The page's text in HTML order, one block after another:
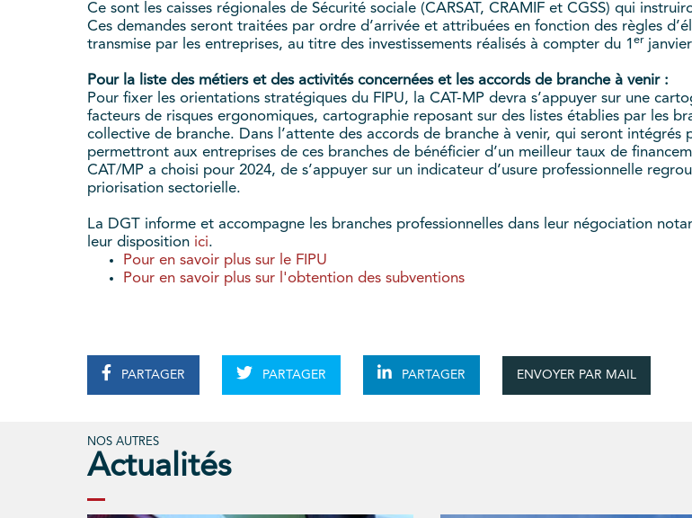
Ce sont les caisses régionales de Sécurité sociale (CARSAT, CRAMIF et CGSS) qui
Ces demandes seront traitées par ordre d’arrivée et attribuées en fonction des règles
transmise par les entreprises, au titre des investissements réalisés à compter du 1er
Pour la liste des métiers et des activités concernées et les accords de branche à venir :
Pour fixer les orientations stratégiques du FIPU, la CAT-MP devra s’appuyer sur une
facteurs de risques ergonomiques, cartographie reposant sur des listes établies par les
collective de branche. Dans l’attente des accords de branche à venir, qui seront
permettront aux entreprises de ces branches de bénéficier d’un meilleur taux de
CAT/MP a choisi pour 2024, de s’appuyer sur un indicateur d’usure professionnelle
priorisation sectorielle.
La DGT informe et accompagne les branches professionnelles dans leur négociation
leur disposition ici.
Pour en savoir plus sur le FIPU
Pour en savoir plus sur l'obtention des subventions
PARTAGER PARTAGER PARTAGER ENVOYER PAR MAIL
NOS AUTRES
Actualités